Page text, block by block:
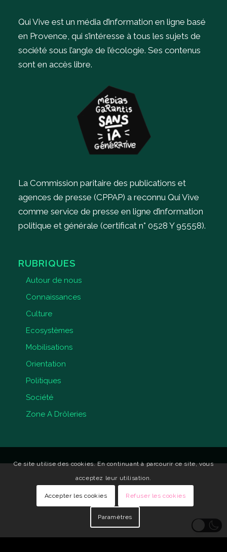
Qui Vive est un média d’information en ligne basé
en Provence, qui s’intéresse à tous les sujets de
société sous l’angle de l’écologie. Ses contenus
sont en accès libre.
La Commission paritaire des publications et
agences de presse (CPPAP) a reconnu Qui Vive
comme service de presse en ligne d’information
politique et générale (certificat n° 0528 Y 95558).
RUBRIQUES
Autour de nous
Connaissances
Culture
Ecosystèmes
Mobilisations
Orientation
Politiques
Société
Zone A Drôleries
Ce site utilise des cookies. En continuant à parcourir ce site, vous
acceptez leur utilisation.
Accepter les cookies Refuser les cookies
Paramètres